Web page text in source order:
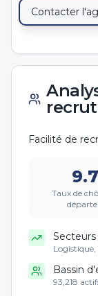
Contacter
Facilité de
9.7
Taux de
Bassin
93,218